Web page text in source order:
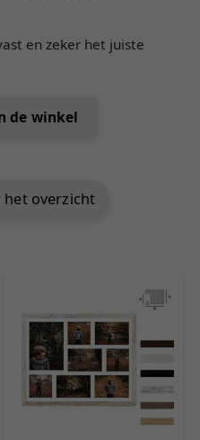
en zeker het juiste
de winkel
het overzicht